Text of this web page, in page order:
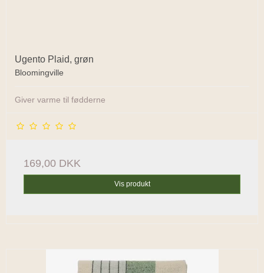
Ugento Plaid, grøn
Bloomingville
Giver varme til fødderne
169,00 DKK
Vis produkt